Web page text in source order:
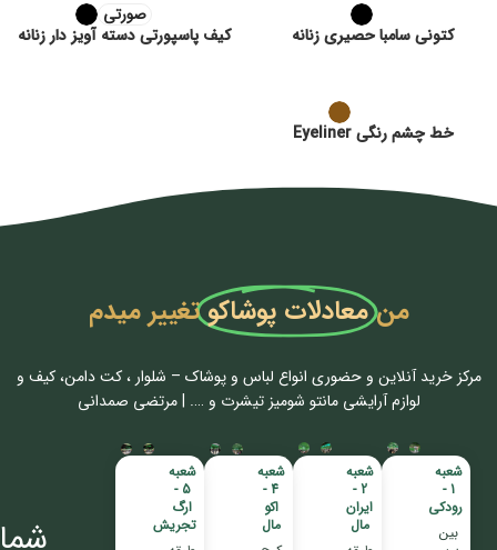
کتونی سامبا حصیری زنانه
صورتی
کیف پاسپورتی دسته آویز دار زنانه
خط چشم رنگی Eyeliner
منمعادلات پوشاکوتغییر میدم
مرکز خرید آنلاین و حضوری انواع لباس‌ و پوشاک – شلوار ، کت دامن، کیف و
لوازم آرایشی مانتو شومیز تیشرت و …. | مرتضی صمدانی
شعبه
1 -
رودکی
بین
شعبه
2 -
ایران
مال
شعبه
4 -
اکو
مال
شعبه
5 -
ارگ
تجریش